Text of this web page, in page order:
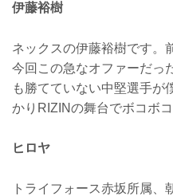
伊藤裕樹
ネックスの伊藤裕樹です。
今回この急なオファーだっ
も勝てていない中堅選手が
かりRIZINの舞台でボコボ
ヒロヤ
トライフォース赤坂所属、